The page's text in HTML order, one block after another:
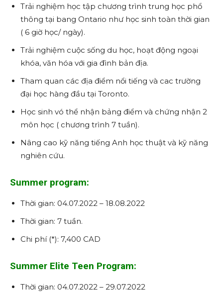
Trải nghiệm học tập chương trình trung học phổ
thông tại bang Ontario như học sinh toàn thời gian
( 6 giờ học/ ngày).
Trải nghiệm cuộc sống du học, hoạt động ngoại
khóa, văn hóa với gia đình bản địa.
Tham quan các địa điểm nổi tiếng và cac trường
đại học hàng đầu tại Toronto.
Học sinh vó thể nhận bảng điểm và chứng nhận 2
môn học ( chương trình 7 tuần).
Nâng cao kỹ năng tiếng Anh học thuật và kỹ năng
nghiên cứu.
Summer program:
Thời gian: 04.07.2022 – 18.08.2022
Thời gian: 7 tuần.
Chi phí (*): 7,400 CAD
Summer Elite Teen Program:
Thời gian: 04.07.2022 – 29.07.2022